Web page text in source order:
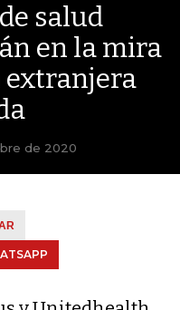
salud
en la mira
extranjera
de 2020